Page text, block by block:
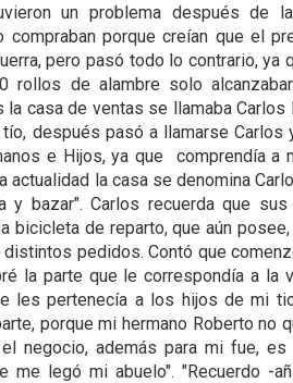
un problema después de
compraban porque creían que el
pero pasó todo lo contrario, ya
rollos de alambre solo
casa de ventas se llamaba Carlos
después pasó a llamarse Carlos
e Hijos, ya que comprendía a
actualidad la casa se denomina
y bazar". Carlos recuerda que
bicicleta de reparto, que aún
pedidos. Contó que
la parte que le correspondía a la
les pertenecía a los hijos de mi
porque mi hermano Roberto no
negocio, además para mi fue,
me legó mi abuelo". "Recuerdo -